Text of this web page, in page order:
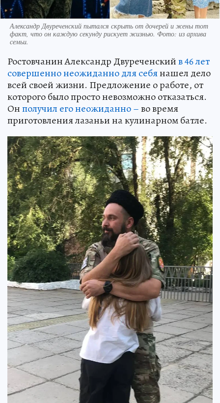
Александр Двуреченский пытался скрыть от дочерей и жены тот
факт, что он каждую секунду рискует жизнью. Фото: из архива
семьи.
Ростовчанин Александр Двуреченскийв 46 лет
совершенно неожиданно для себянашел дело
всей своей жизни. Предложение о работе, от
которого было просто невозможно отказаться.
Онполучил его неожиданно –во время
приготовления лазаньи на кулинарном батле.